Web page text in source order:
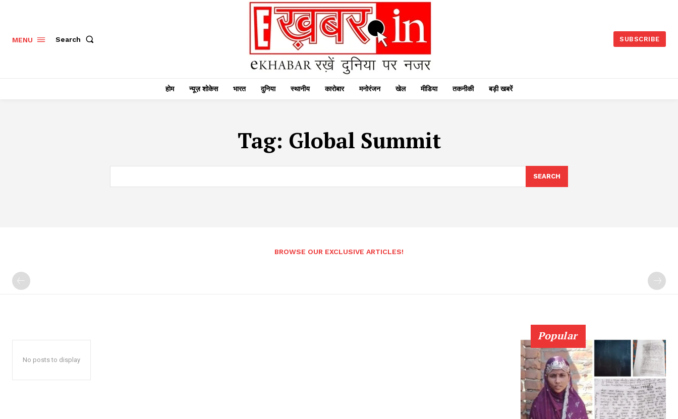
MENU Search SUBSCRIBE
होम न्यूज़ शोकेस भारत दुनिया स्थानीय कारोबार मनोरंजन खेल मीडिया तकनीकी बड़ी खबरें
Tag: Global Summit
SEARCH
BROWSE OUR EXCLUSIVE ARTICLES!
No posts to display
Popular